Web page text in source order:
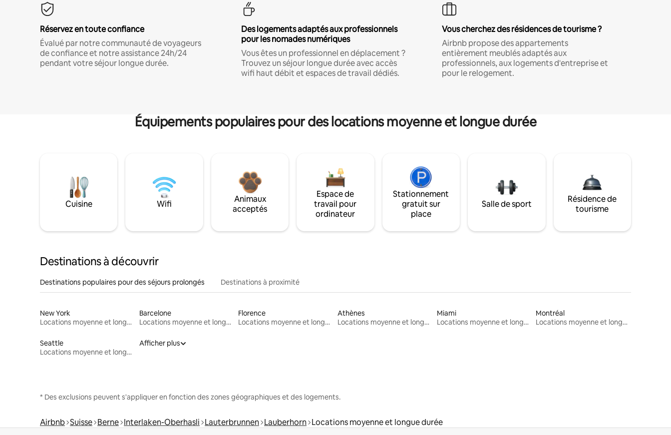
Réservez en toute confiance
Évalué par notre communauté de voyageurs
de confiance et notre assistance 24h/24
pendant votre séjour longue durée.
Des logements adaptés aux professionnels
pour les nomades numériques
Vous êtes un professionnel en déplacement ?
Trouvez un séjour longue durée avec accès
wifi haut débit et espaces de travail dédiés.
Vous cherchez des résidences de tourisme ?
Airbnb propose des appartements
entièrement meublés adaptés aux
professionnels, aux logements d'entreprise et
pour le relogement.
Équipements populaires pour des locations moyenne et longue durée
Cuisine Wifi
Animaux
acceptés
Espace de
travail pour
ordinateur
Stationnement
gratuit sur
place
Salle de sport
Résidence de
tourisme
Destinations à découvrir
Destinations populaires pour des séjours prolongés Destinations à proximité
New York
Locations moyenne et longue durée
Barcelone
Locations moyenne et longue durée
Florence
Locations moyenne et longue durée
Athènes
Locations moyenne et longue durée
Miami
Locations moyenne et longue durée
Montréal
Locations moyenne et longue durée
Seattle
Locations moyenne et longue durée
Afficher plus
* Des exclusions peuvent s'appliquer en fonction des zones géographiques et des logements.
Airbnb Suisse Berne Interlaken-Oberhasli Lauterbrunnen Lauberhorn Locations moyenne et longue durée